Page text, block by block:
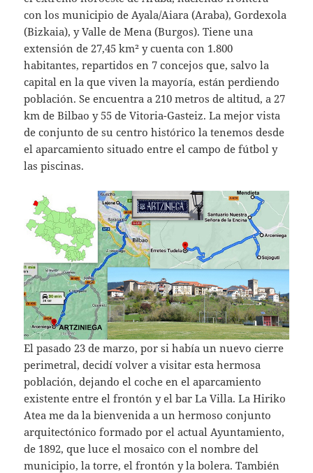
con los municipio de Ayala/Aiara (Araba), Gordexola
(Bizkaia), y Valle de Mena (Burgos). Tiene una
extensión de 27,45 km² y cuenta con 1.800
habitantes, repartidos en 7 concejos que, salvo la
capital en la que viven la mayoría, están perdiendo
población. Se encuentra a 210 metros de altitud, a 27
km de Bilbao y 55 de Vitoria-Gasteiz. La mejor vista
de conjunto de su centro histórico la tenemos desde
el aparcamiento situado entre el campo de fútbol y
las piscinas.
El pasado 23 de marzo, por si había un nuevo cierre
perimetral, decidí volver a visitar esta hermosa
población, dejando el coche en el aparcamiento
existente entre el frontón y el bar La Villa. La Hiriko
Atea me da la bienvenida a un hermoso conjunto
arquitectónico formado por el actual Ayuntamiento,
de 1892, que luce el mosaico con el nombre del
municipio, la torre, el frontón y la bolera. También